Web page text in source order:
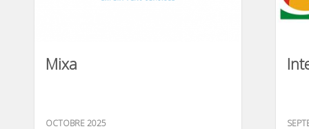
Mixa
OCTOBRE 2025